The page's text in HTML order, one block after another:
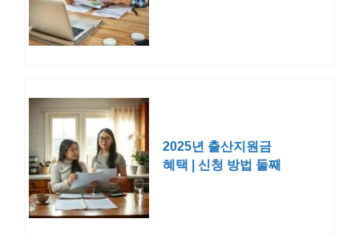
2025년 출산지원금
혜택 | 신청 방법 둘째